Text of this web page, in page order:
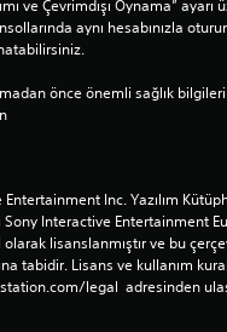
ve Çevrimdışı Oynama” ayarı
aynı hesabınızla
önce önemli sağlık
Inc. Yazılım
Sony Interactive Entertainment
lisanslanmıştır ve bu
tabidir. Lisans ve kullanım
legal  adresinden